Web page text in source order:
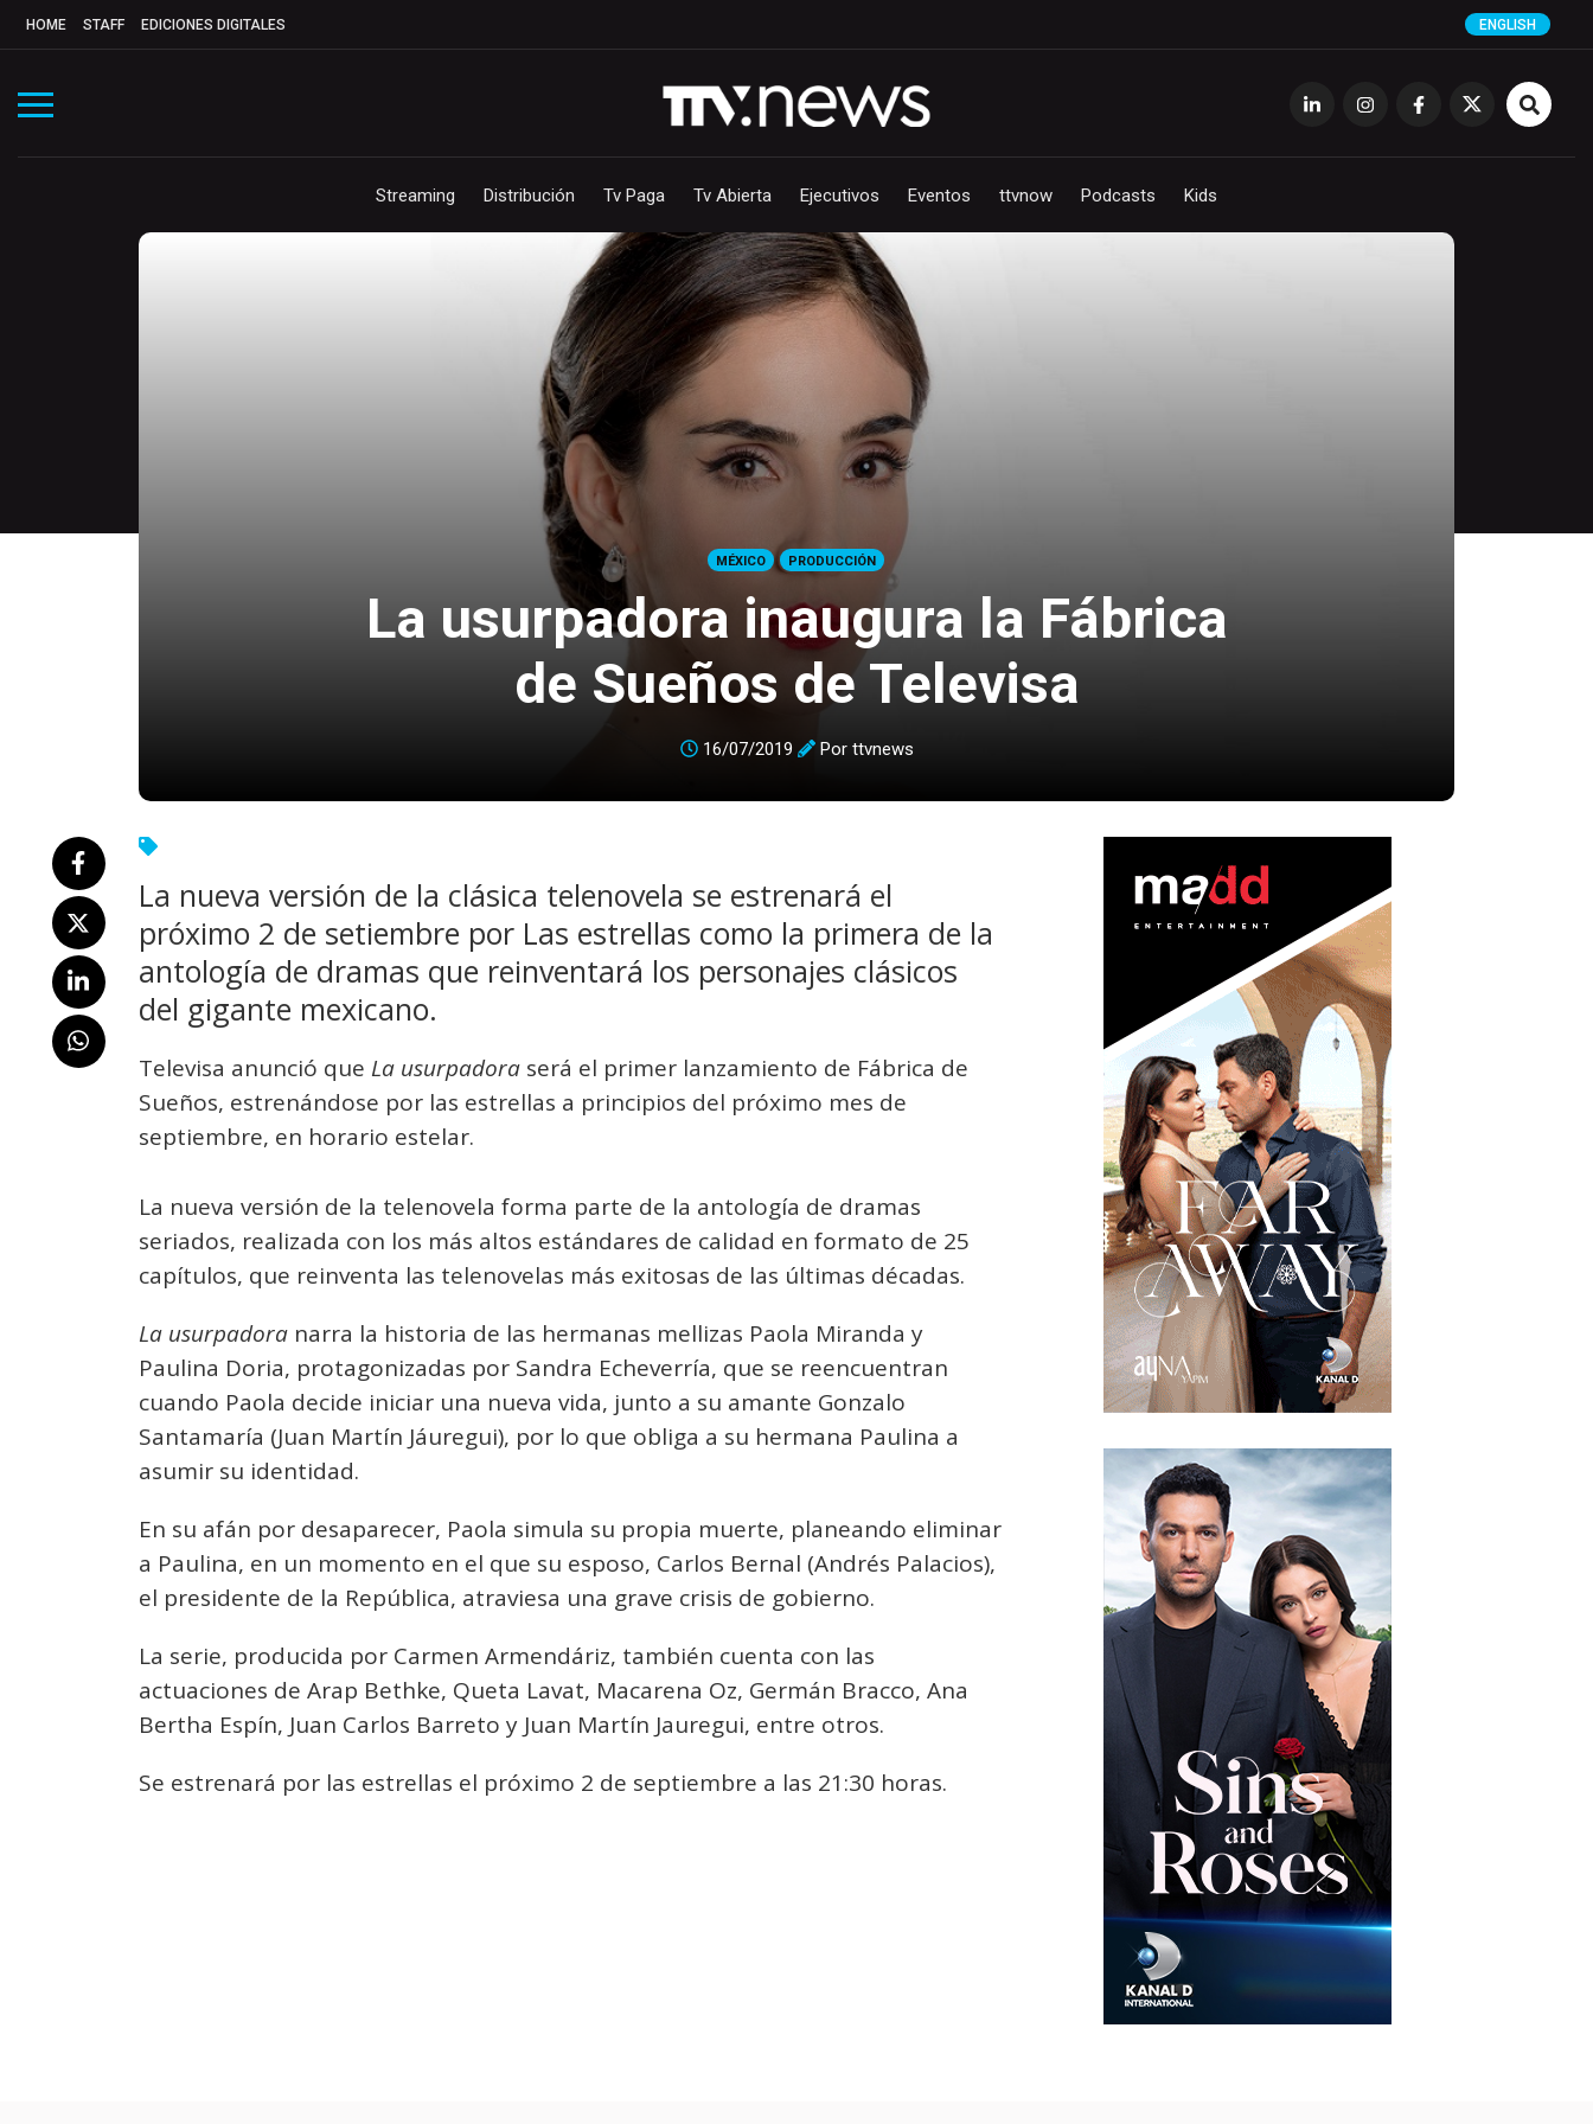
HOME STAFF EDICIONES DIGITALES ENGLISH
Streaming Distribución Tv Paga Tv Abierta Ejecutivos Eventos ttvnow Podcasts Kids
MÉXICO PRODUCCIÓN
La usurpadora inaugura la Fábrica
de Sueños de Televisa
16/07/2019 Por ttvnews
La nueva versión de la clásica telenovela se estrenará el
próximo 2 de setiembre por Las estrellas como la primera de la
antología de dramas que reinventará los personajes clásicos
del gigante mexicano.
Televisa anunció que La usurpadora será el primer lanzamiento de Fábrica de
Sueños, estrenándose por las estrellas a principios del próximo mes de
septiembre, en horario estelar.
La nueva versión de la telenovela forma parte de la antología de dramas
seriados, realizada con los más altos estándares de calidad en formato de 25
capítulos, que reinventa las telenovelas más exitosas de las últimas décadas.
La usurpadora narra la historia de las hermanas mellizas Paola Miranda y
Paulina Doria, protagonizadas por Sandra Echeverría, que se reencuentran
cuando Paola decide iniciar una nueva vida, junto a su amante Gonzalo
Santamaría (Juan Martín Jáuregui), por lo que obliga a su hermana Paulina a
asumir su identidad.
En su afán por desaparecer, Paola simula su propia muerte, planeando eliminar
a Paulina, en un momento en el que su esposo, Carlos Bernal (Andrés Palacios),
el presidente de la República, atraviesa una grave crisis de gobierno.
La serie, producida por Carmen Armendáriz, también cuenta con las
actuaciones de Arap Bethke, Queta Lavat, Macarena Oz, Germán Bracco, Ana
Bertha Espín, Juan Carlos Barreto y Juan Martín Jauregui, entre otros.
Se estrenará por las estrellas el próximo 2 de septiembre a las 21:30 horas.